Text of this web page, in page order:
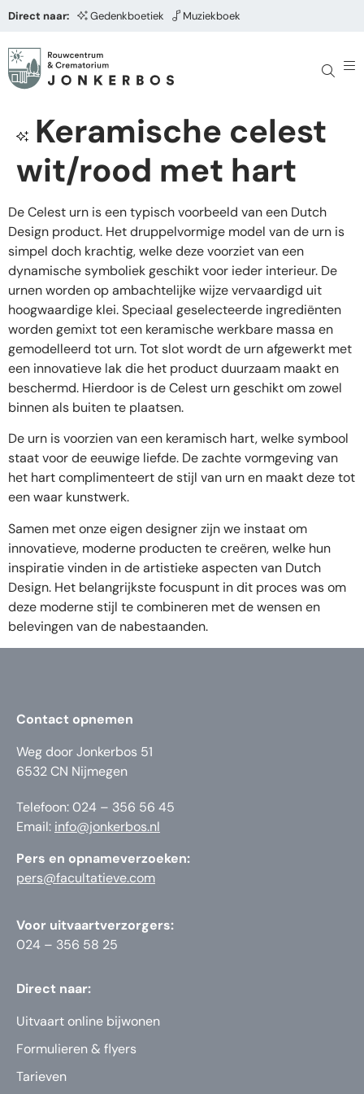
Direct naar: Gedenkboetiek Muziekboek
Keramische celest
wit/rood met hart
De Celest urn is een typisch voorbeeld van een Dutch
Design product. Het druppelvormige model van de urn is
simpel doch krachtig, welke deze voorziet van een
dynamische symboliek geschikt voor ieder interieur. De
urnen worden op ambachtelijke wijze vervaardigd uit
hoogwaardige klei. Speciaal geselecteerde ingrediënten
worden gemixt tot een keramische werkbare massa en
gemodelleerd tot urn. Tot slot wordt de urn afgewerkt met
een innovatieve lak die het product duurzaam maakt en
beschermd. Hierdoor is de Celest urn geschikt om zowel
binnen als buiten te plaatsen.
De urn is voorzien van een keramisch hart, welke symbool
staat voor de eeuwige liefde. De zachte vormgeving van
het hart complimenteert de stijl van urn en maakt deze tot
een waar kunstwerk.
Samen met onze eigen designer zijn we instaat om
innovatieve, moderne producten te creëren, welke hun
inspiratie vinden in de artistieke aspecten van Dutch
Design. Het belangrijkste focuspunt in dit proces was om
deze moderne stijl te combineren met de wensen en
belevingen van de nabestaanden.
Contact opnemen
Weg door Jonkerbos 51
6532 CN Nijmegen
Telefoon: 024 – 356 56 45
Email: info@jonkerbos.nl
Pers en opnameverzoeken:
pers@facultatieve.com
Voor uitvaartverzorgers:
024 – 356 58 25
Direct naar:
Uitvaart online bijwonen
Formulieren & flyers
Tarieven